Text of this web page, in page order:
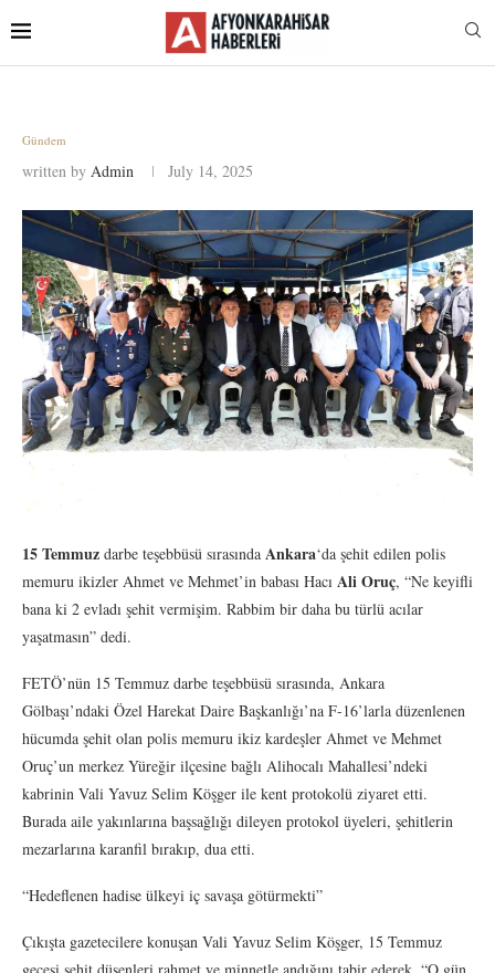
Gündem
written by Admin July 14, 2025
15 Temmuz darbe teşebbüsü sırasında Ankara‘da şehit edilen polis
memuru ikizler Ahmet ve Mehmet’in babası Hacı Ali Oruç, “Ne keyifli
bana ki 2 evladı şehit vermişim. Rabbim bir daha bu türlü acılar
yaşatmasın” dedi.
FETÖ’nün 15 Temmuz darbe teşebbüsü sırasında, Ankara
Gölbaşı’ndaki Özel Harekat Daire Başkanlığı’na F-16’larla düzenlenen
hücumda şehit olan polis memuru ikiz kardeşler Ahmet ve Mehmet
Oruç’un merkez Yüreğir ilçesine bağlı Alihocalı Mahallesi’ndeki
kabrinin Vali Yavuz Selim Köşger ile kent protokolü ziyaret etti.
Burada aile yakınlarına başsağlığı dileyen protokol üyeleri, şehitlerin
mezarlarına karanfil bırakıp, dua etti.
“Hedeflenen hadise ülkeyi iç savaşa götürmekti”
Çıkışta gazetecilere konuşan Vali Yavuz Selim Köşger, 15 Temmuz
gecesi şehit düşenleri rahmet ve minnetle andığını tabir ederek, “O gün